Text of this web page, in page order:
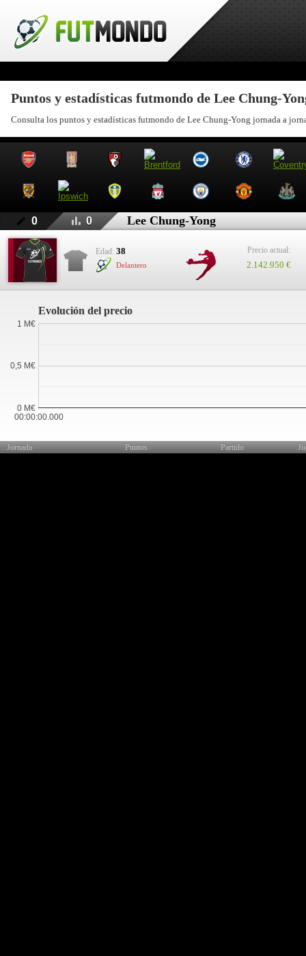
Puntos y estadísticas futmondo de Lee Chung-
Consulta los puntos y estadísticas futmondo de Lee Chung-Yong jornada a
0 0 Lee Chung-Yong
Edad: 38
Delantero
Precio actual:
2.142.950 €
Evolución del precio
00:00:00.000
0 M€
0,5 M€
1 M€
Jornada Puntos Partido